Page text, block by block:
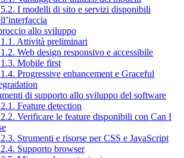
I modelli di sito e servizi disponibili
allo sviluppo
Attività preliminari
Web design responsivo e accessibile
Mobile first
Progressive enhancement e Graceful
di supporto allo sviluppo del software
Feature detection
Verificare le feature disponibili con Can I
Strumenti e risorse per CSS e JavaScript
Supporto browser